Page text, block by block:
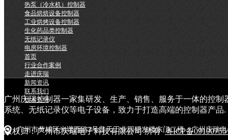
热泵（冷水机）控制器
食品烘焙设备控制器
工业烘烤设备控制器
生化药品类控制器
无纸记录仪
电房环境控制器
首页
行业合作案例
走进庆瑞
新闻资讯
联系我们
技术支持
广州市黄埔区光谱西路3号普天工业园研发楼东门二楼（广州庆瑞
广州庆瑞控制器一家集研发、生产、销售、服务于一体的控
系统、无纸记录仪等电子设备，致力于打造高端的控制器产品.
版权归：广州市庆瑞电子科技有限公司 所有粤ICP备